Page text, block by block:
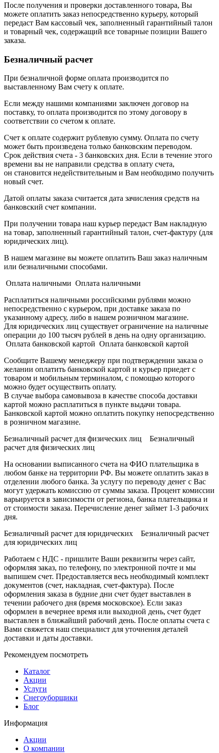
После получения и проверки доставленного товара, Вы
можете оплатить заказ непосредственно курьеру, который
передаст Вам кассовый чек, заполненный гарантийный талон
и товарный чек, содержащий все товарные позиции Вашего
заказа.
Безналичный расчет
При безналичной форме оплата производится по
выставленному Вам счету к оплате.
Если между нашими компаниями заключен договор на
поставку, то оплата производится по этому договору в
соответствии со счетом к оплате.
Счет к оплате содержит рублевую сумму. Оплата по счету
может быть произведена только банковским переводом.
Срок действия счета - 3 банковских дня. Если в течение этого
времени вы не направили средства в оплату счета,
он становится недействительным и Вам необходимо получить
новый счет.
Датой оплаты заказа считается дата зачисления средств на
банковский счет компании.
При получении товара наш курьер передаст Вам накладную
на товар, заполненный гарантийный талон, счет-фактуру (для
юридических лиц).
В нашем магазине вы можете оплатить Ваш заказ наличным
или безналичными способами.
Оплата наличными Оплата наличными
Расплатиться наличными российскими рублями можно
непосредственно с курьером, при доставке заказа по
указанному адресу, либо в нашем розничном магазине.
Для юридических лиц существует ограничение на наличные
операции до 100 тысяч рублей в день на одну организацию.
Оплата банковской картой Оплата банковской картой
Сообщите Вашему менеджеру при подтверждении заказа о
желании оплатить банковской картой и курьер приедет с
товаром и мобильным терминалом, с помощью которого
можно будет осуществить оплату.
В случае выбора самовывоза в качестве способа доставки
картой можно расплатиться в пункте выдачи товара.
Банковской картой можно оплатить покупку непосредственно
в розничном магазине.
Безналичный расчет для физических лиц Безналичный
расчет для физических лиц
На основании выписанного счета на ФИО плательщика в
любом банке на территории РФ. Вы можете оплатить заказ в
отделении любого банка. За услугу по переводу денег с Вас
могут удержать комиссию от суммы заказа. Процент комиссии
варьируется в зависимости от региона, банка плательщика и
от стоимости заказа. Перечисление денег займет 1-3 рабочих
дня.
Безналичный расчет для юридических Безналичный расчет
для юридических лиц
Работаем с НДС - пришлите Ваши реквизиты через сайт,
оформляя заказ, по телефону, по электронной почте и мы
выпишем счет. Предоставляется весь необходимый комплект
документов (счет, накладная, счет-фактура). После
оформления заказа в будние дни счет будет выставлен в
течении рабочего дня (время московское). Если заказ
оформлен в вечернее время или выходной день, счет будет
выставлен в ближайший рабочий день. После оплаты счета с
Вами свяжется наш специалист для уточнения деталей
доставки и даты доставки.
Рекомендуем посмотреть
Каталог
Акции
Услуги
Снегоуборщики
Блог
Информация
Акции
О компании